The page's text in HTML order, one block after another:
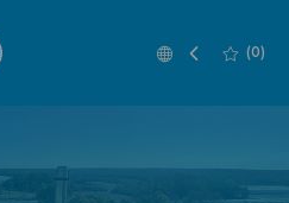
Language
Italian (0)